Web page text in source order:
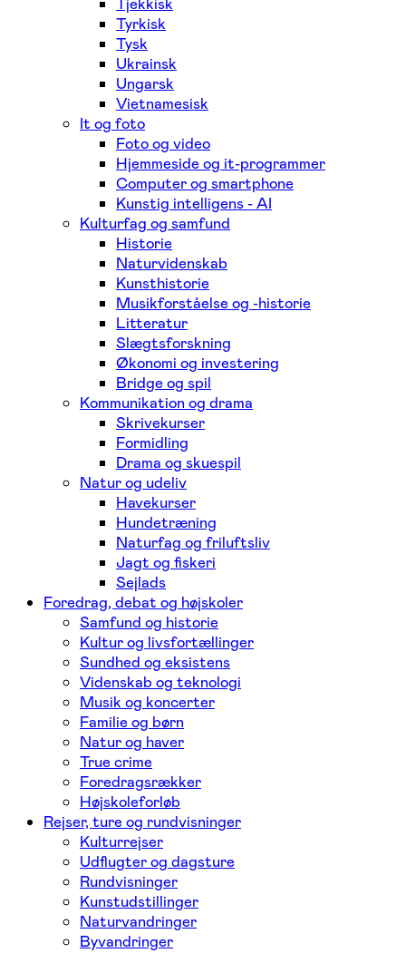
Tyrkisk
Tysk
Ukrainsk
Ungarsk
Vietnamesisk
It og foto
Foto og video
Hjemmeside og it-programmer
Computer og smartphone
Kunstig intelligens - AI
Kulturfag og samfund
Historie
Naturvidenskab
Kunsthistorie
Musikforståelse og -historie
Litteratur
Slægtsforskning
Økonomi og investering
Bridge og spil
Kommunikation og drama
Skrivekurser
Formidling
Drama og skuespil
Natur og udeliv
Havekurser
Hundetræning
Naturfag og friluftsliv
Jagt og fiskeri
Sejlads
Foredrag, debat og højskoler
Samfund og historie
Kultur og livsfortællinger
Sundhed og eksistens
Videnskab og teknologi
Musik og koncerter
Familie og børn
Natur og haver
True crime
Foredragsrækker
Højskoleforløb
Rejser, ture og rundvisninger
Kulturrejser
Udflugter og dagsture
Rundvisninger
Kunstudstillinger
Naturvandringer
Byvandringer